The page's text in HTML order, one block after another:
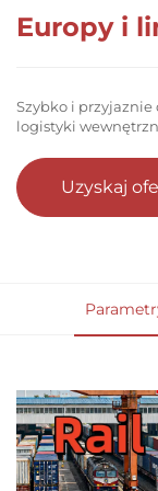
Europy i
Szybko i przyjaznie
logistyki
Uzyskaj